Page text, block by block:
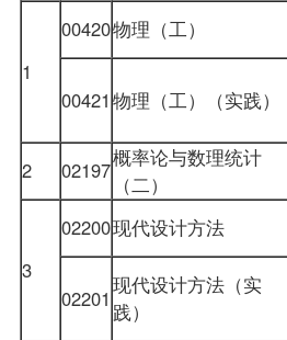
1
00420物理（工）
00421 物理（工）（实践）
2
02197概率论与数理统计
（二）
3
02200现代设计方法
02201
现代设计方法（实
践）